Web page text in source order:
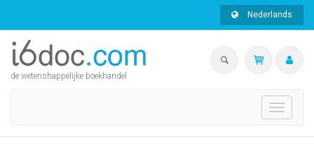
Nederlands
de wetenshappelijke boekhandel
Toggle